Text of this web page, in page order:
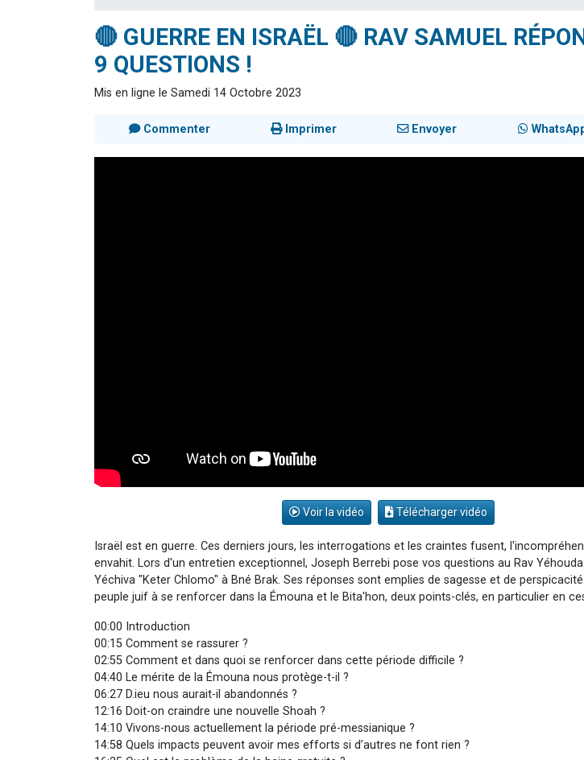
🔴 GUERRE EN ISRAËL 🔴 RAV SAMUEL
9 QUESTIONS !
Mis en ligne le Samedi 14 Octobre 2023
Commenter Imprimer Envoyer
Voir la vidéo Télécharger vidéo
Israël est en guerre. Ces derniers jours, les interrogations et les craintes fusent,
envahit. Lors d'un entretien exceptionnel, Joseph Berrebi pose vos questions au Rav
Yéchiva "Keter Chlomo" à Bné Brak. Ses réponses sont emplies de sagesse et de
peuple juif à se renforcer dans la Émouna et le Bita'hon, deux points-clés, en particulier en
00:00 Introduction
00:15 Comment se rassurer ?
02:55 Comment et dans quoi se renforcer dans cette période difficile ?
04:40 Le mérite de la Émouna nous protège-t-il ?
06:27 D.ieu nous aurait-il abandonnés ?
12:16 Doit-on craindre une nouvelle Shoah ?
14:10 Vivons-nous actuellement la période pré-messianique ?
14:58 Quels impacts peuvent avoir mes efforts si d’autres ne font rien ?